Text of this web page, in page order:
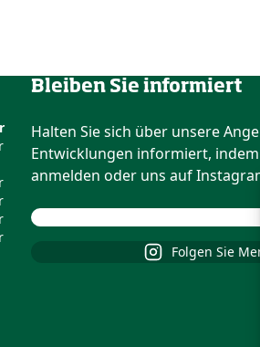
Bleiben Sie informiert
Halten Sie sich über unsere
Entwicklungen informiert,
anmelden oder uns auf
Folgen Sie